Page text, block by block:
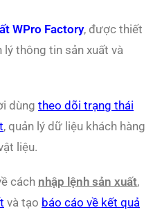
WPro Factory, được thiết
lý thông tin sản xuất và
dùng theo dõi trạng thái
, quản lý dữ liệu khách hàng
liệu.
cách nhập lệnh sản xuất,
và tạo báo cáo về kết quả